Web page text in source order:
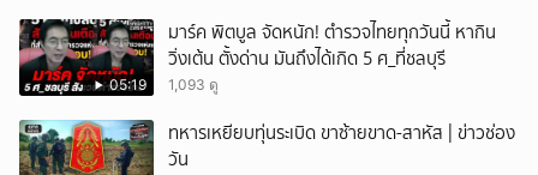
05:19
มาร์ค พิตบูล จัดหนัก! ตำรวจไทยทุกวันนี้ หากิน
วิ่งเต้น ตั้งด่าน มันถึงได้เกิด 5 ศ_ที่ชลบุรี
1,093 ดู
ทหารเหยียบทุ่นระเบิด ขาซ้ายขาด-สาหัส | ข่าวช่อง
วัน